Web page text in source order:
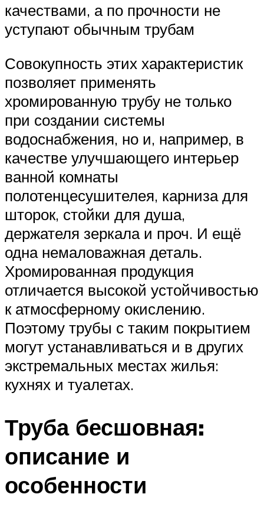
качествами, а по прочности не
уступают обычным трубам
Совокупность этих характеристик
позволяет применять
хромированную трубу не только
при создании системы
водоснабжения, но и, например, в
качестве улучшающего интерьер
ванной комнаты
полотенцесушителея, карниза для
шторок, стойки для душа,
держателя зеркала и проч. И ещё
одна немаловажная деталь.
Хромированная продукция
отличается высокой устойчивостью
к атмосферному окислению.
Поэтому трубы с таким покрытием
могут устанавливаться и в других
экстремальных местах жилья:
кухнях и туалетах.
Труба бесшовная:
описание и
особенности